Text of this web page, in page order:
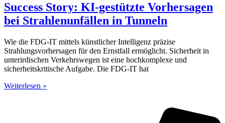
Success Story: KI-gestützte Vorhersagen
bei Strahlenunfällen in Tunneln
Wie die FDG-IT mittels künstlicher Intelligenz präzise
Strahlungsvorhersagen für den Ernstfall ermöglicht. Sicherheit in
unterirdischen Verkehrswegen ist eine hochkomplexe und
sicherheitskritische Aufgabe. Die FDG-IT hat
Weiterlesen »